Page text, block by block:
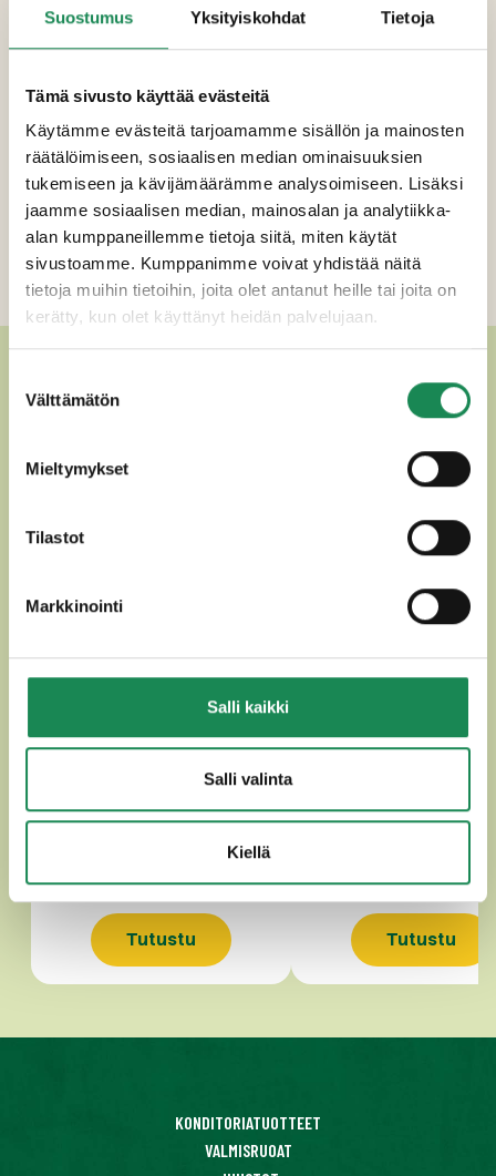
Suostumus Yksityiskohdat Tietoja
Tämä sivusto käyttää evästeitä
Käytämme evästeitä tarjoamamme sisällön ja mainosten
räätälöimiseen, sosiaalisen median ominaisuuksien
tukemiseen ja kävijämäärämme analysoimiseen. Lisäksi
jaamme sosiaalisen median, mainosalan ja analytiikka-
alan kumppaneillemme tietoja siitä, miten käytät
sivustoamme. Kumppanimme voivat yhdistää näitä
tietoja muihin tietoihin, joita olet antanut heille tai joita on
kerätty, kun olet käyttänyt heidän palvelujaan.
valinta
Välttämätön
Mieltymykset
Tilastot
Markkinointi
Salli kaikki
Salli valinta
Kiellä
Pastöroitu MAITO, hapate, suola, juoksute,
pinnassa väri (E160a) ja säilöntäaine (E1105).
Pakkauskoot
Erikoisruokavaliot
Ravintosisältö
Lisätiedot
MUUT HERKULLISET
LE MARCAIRE
Tutustu Tutustu
KONDITORIATUOTTEET
VALMISRUOAT